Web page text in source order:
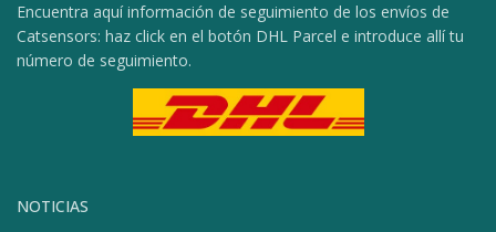
Encuentra aquí información de seguimiento de los envíos de
Catsensors: haz click en el botón DHL Parcel e introduce allí tu
número de seguimiento.
NOTICIAS